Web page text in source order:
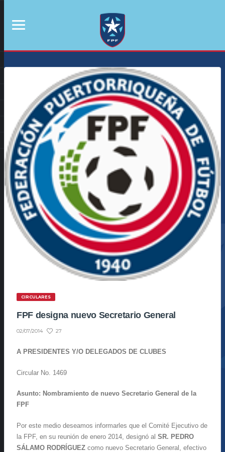
CIRCULARES
FPF designa nuevo Secretario General
02/07/2014 27
A PRESIDENTES Y/O DELEGADOS DE CLUBES
Circular No. 1469
Asunto: Nombramiento de nuevo Secretario General de la
FPF
Por este medio deseamos informarles que el Comité Ejecutivo de
la FPF, en su reunión de enero 2014, designó al SR. PEDRO
SÁLAMO RODRÍGUEZ como nuevo Secretario General, efectivo